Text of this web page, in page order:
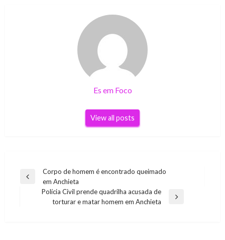
Es em Foco
View all posts
Navegação
Previous
Corpo de homem é encontrado queimado
em Anchieta
Polícia Civil prende quadrilha acusada de
torturar e matar homem em Anchieta